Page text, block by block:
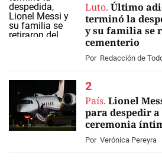
Luto. Último
terminó la
y su familia se
cementerio
Por Redacción de
País. Lionel
para despedir
ceremonia
Por Verónica Pereyra